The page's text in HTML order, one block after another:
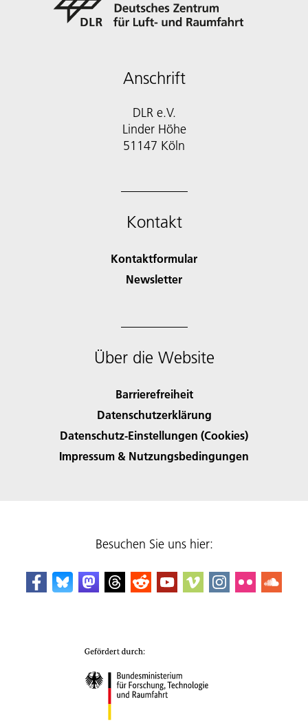
Anschrift
DLR e.V.
Linder Höhe
51147 Köln
Kontakt
Kontaktformular
Newsletter
Über die Website
Barrierefreiheit
Datenschutzerklärung
Datenschutz-Einstellungen (Cookies)
Impressum & Nutzungsbedingungen
Besuchen Sie uns hier: